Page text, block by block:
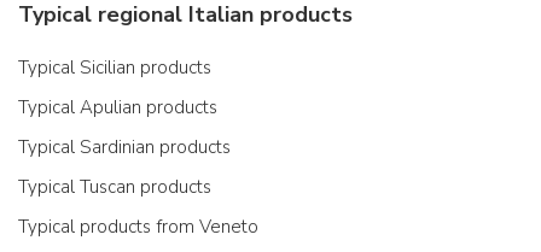
Typical regional Italian products
Typical Sicilian products
Typical Apulian products
Typical Sardinian products
Typical Tuscan products
Typical products from Veneto